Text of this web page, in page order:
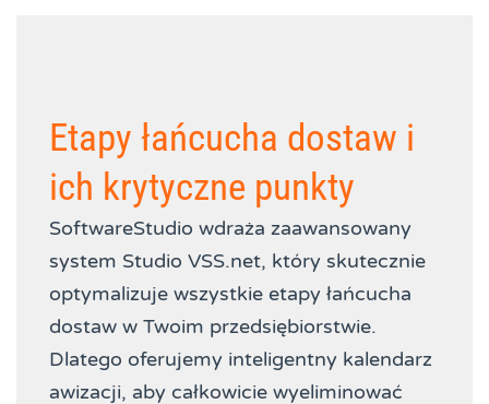
Etapy łańcucha dostaw i
ich krytyczne punkty
SoftwareStudio wdraża zaawansowany
system Studio VSS.net, który skutecznie
optymalizuje wszystkie etapy łańcucha
dostaw w Twoim przedsiębiorstwie.
Dlatego oferujemy inteligentny kalendarz
awizacji, aby całkowicie wyeliminować